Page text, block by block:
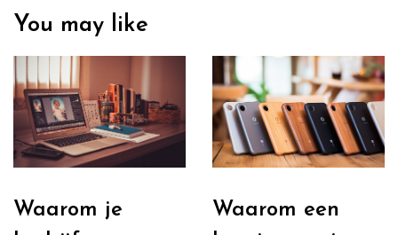
You may like
Waarom je
Waarom een